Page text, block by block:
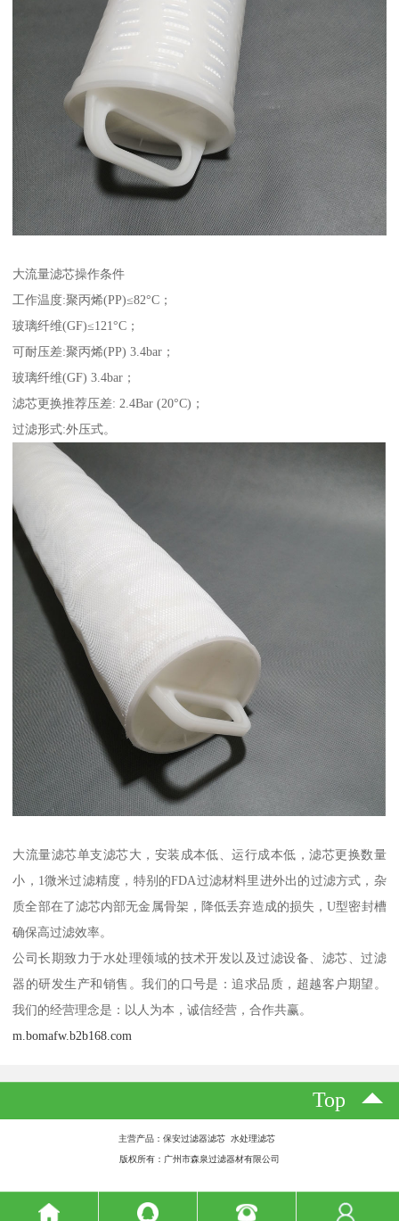
大流量滤芯操作条件
工作温度:聚丙烯(PP)≤82°C；
玻璃纤维(GF)≤121°C；
可耐压差:聚丙烯(PP) 3.4bar；
玻璃纤维(GF) 3.4bar；
滤芯更换推荐压差: 2.4Bar (20°C)；
过滤形式:外压式。
大流量滤芯单支滤芯大，安装成本低、运行成本低，滤芯更换数量
小，1微米过滤精度，特别的FDA过滤材料里进外出的过滤方式，杂
质全部在了滤芯内部无金属骨架，降低丢弃造成的损失，U型密封槽
确保高过滤效率。
公司长期致力于水处理领域的技术开发以及过滤设备、滤芯、过滤
器的研发生产和销售。我们的口号是：追求品质，超越客户期望。
我们的经营理念是：以人为本，诚信经营，合作共赢。
m.bomafw.b2b168.com
Top
主营产品：保安过滤器滤芯 水处理滤芯
版权所有：广州市森泉过滤器材有限公司